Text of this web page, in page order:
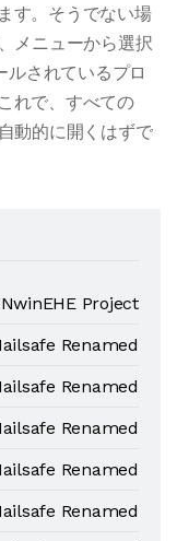
す。そうでない場
メニューから選択
ルされているプロ
れで、すべての
動的に開くはずで
Project
Renamed
Renamed
Renamed
Renamed
Renamed